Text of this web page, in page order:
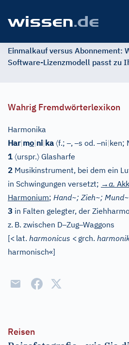
Einmalkauf versus Abonnement:
Software-Lizenzmodell passt zu
Wahrig Fremdwörterlexikon
Harmonika
Har|mo|ni|ka 〈f.;–,–s od.–ni|ken;
1 〈urspr.〉 Glasharfe
2 Musikinstrument, bei dem ein
in Schwingungen versetzt; →a.
Harmonium; Hand~; Zieh~; Mund~
3 in Falten gelegter, der
z. B. zwischen D–Zug–Waggons
[< lat. harmonicus < grch.
harmonisch«]
Reisen